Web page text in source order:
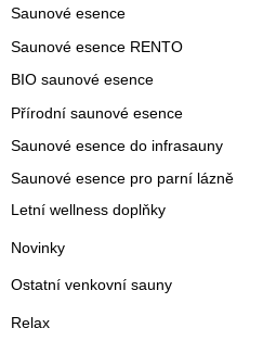
Saunové esence
Saunové esence RENTO
BIO saunové esence
Přírodní saunové esence
Saunové esence do infrasauny
Saunové esence pro parní lázně
Letní wellness doplňky
Novinky
Ostatní venkovní sauny
Relax